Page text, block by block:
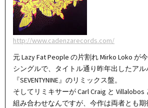
http://www.cadenzarecords.com/
元 Lazy Fat People の片割れ Mirko Loko が
シングルで、タイトル通り昨年出したアル
『SEVENTYNINE』のリミックス盤。
そしてリミキサーが Carl Craig と
組み合わせなんですが、今作は両者とも